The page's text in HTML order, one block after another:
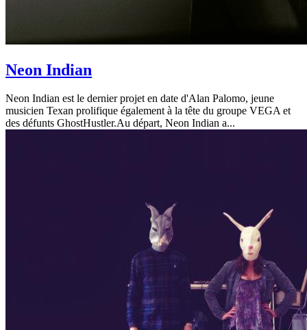
Neon Indian
Neon Indian est le dernier projet en date d'Alan Palomo, jeune
musicien Texan prolifique également à la tête du groupe VEGA et
des défunts GhostHustler.Au départ, Neon Indian a...